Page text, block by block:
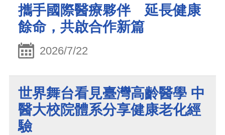
攜手國際醫療夥伴 延長健康
餘命，共啟合作新篇
2026/7/22
世界舞台看見臺灣高齡醫學 中
醫大校院體系分享健康老化經
驗